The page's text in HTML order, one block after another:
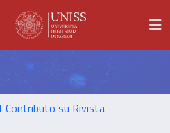
Contributo su Rivista